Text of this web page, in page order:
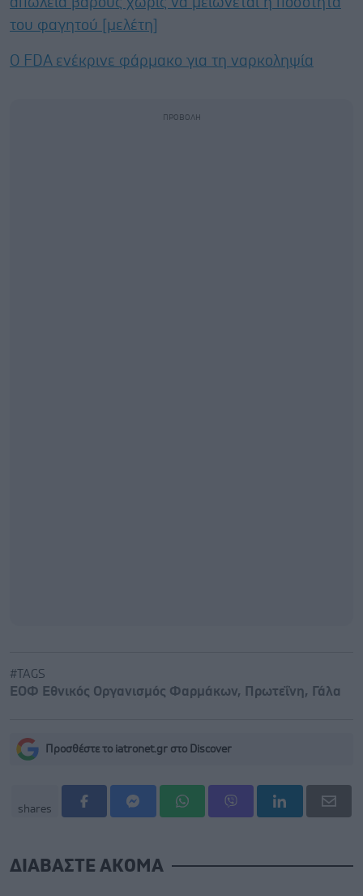
του φαγητού [μελέτη]
Ο FDA ενέκρινε φάρμακο για τη ναρκοληψία
#TAGS
ΕΟΦ Εθνικός Οργανισμός Φαρμάκων, Πρωτεΐνη, Γάλα
Προσθέστε το iatronet.gr στο Discover
shares
ΔΙΑΒΑΣΤΕ ΑΚΟΜΑ